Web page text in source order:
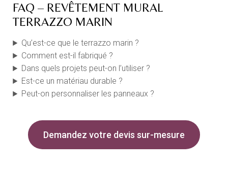
FAQ – REVÊTEMENT MURAL
TERRAZZO MARIN
Qu’est-ce que le terrazzo marin ?
Comment est-il fabriqué ?
Dans quels projets peut-on l’utiliser ?
Est-ce un matériau durable ?
Peut-on personnaliser les panneaux ?
Demandez votre devis sur-mesure